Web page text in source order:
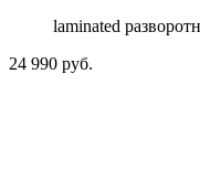
laminated
24 990 руб.